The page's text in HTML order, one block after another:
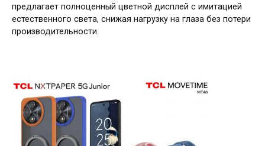
предлагает полноценный цветной дисплей с имитацией
естественного света, снижая нагрузку на глаза без потери
производительности.